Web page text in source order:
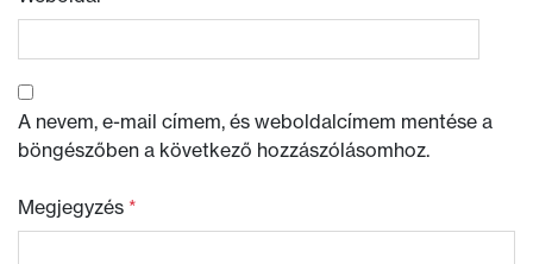
A nevem, e-mail címem, és weboldalcímem mentése a
böngészőben a következő hozzászólásomhoz.
Megjegyzés *